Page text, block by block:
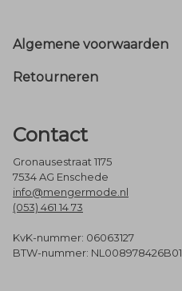
Footer
Algemene voorwaarden
Retourneren
Contact
Gronausestraat 1175
7534 AG Enschede
info@mengermode.nl
(053) 461 14 73
KvK-nummer: 06063127
BTW-nummer: NL008978426B01